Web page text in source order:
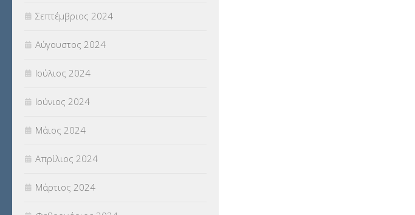
Σεπτέμβριος 2024
Αύγουστος 2024
Ιούλιος 2024
Ιούνιος 2024
Μάιος 2024
Απρίλιος 2024
Μάρτιος 2024